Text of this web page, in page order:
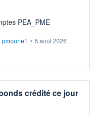
comptes PEA_PME
pmourie1 • 5 août 2026
crédité ce jour